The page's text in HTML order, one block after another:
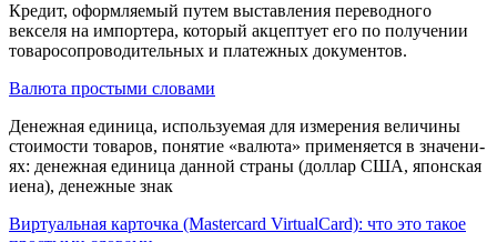
Кредит, оформляе­мый путем выставления переводного
векселя на импортера, который акцептует его по получе­нии
товаросопроводительных и платежных документов.
Валюта простыми словами
Денежная единица, используе­мая для измерения величины
стоимости това­ров, понятие «валюта» применяется в значени­
ях: денежная единица данной страны (доллар США, японская
иена), денежные знак
Виртуальная карточка (Mastercard VirtualCard): что это такое